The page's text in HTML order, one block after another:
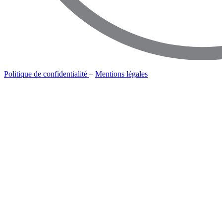
Politique de confidentialité – Mentions légales